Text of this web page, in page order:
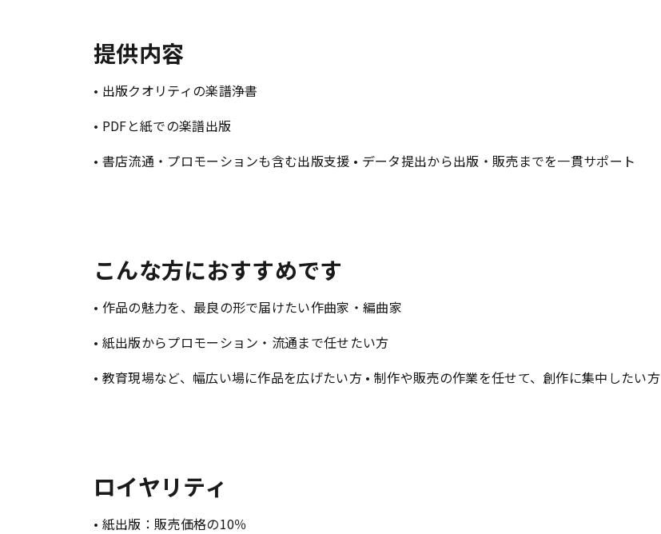
提供内容
• 出版クオリティの楽譜浄書
• PDFと紙での楽譜出版
• 書店流通・プロモーションも含む出版支援 • データ提出から出版・販売までを一貫サポート
こんな方におすすめです
• 作品の魅力を、最良の形で届けたい作曲家・編曲家
• 紙出版からプロモーション・流通まで任せたい方
• 教育現場など、幅広い場に作品を広げたい方 • 制作や販売の作業を任せて、創作に集中したい方
ロイヤリティ
• 紙出版：販売価格の10％